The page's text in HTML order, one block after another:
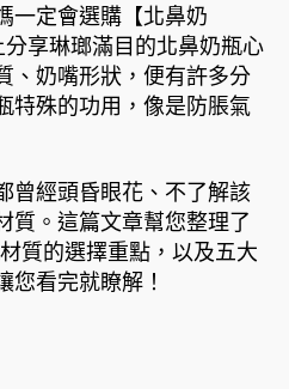
一定會選購【北鼻奶
享琳瑯滿目的北鼻奶瓶心
、奶嘴形狀，便有許多分
特殊的功用，像是防脹氣
曾經頭昏眼花、不了解該
質。這篇文章幫您整理了
質的選擇重點，以及五大
您看完就瞭解！